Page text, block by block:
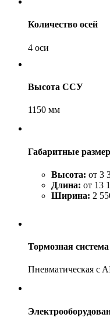
Количество осей
4 оси
Высота ССУ
1150 мм
Габаритные
Высота: от 3
Длина: от 13
Ширина: 2
Тормозная система
Пневматическая c